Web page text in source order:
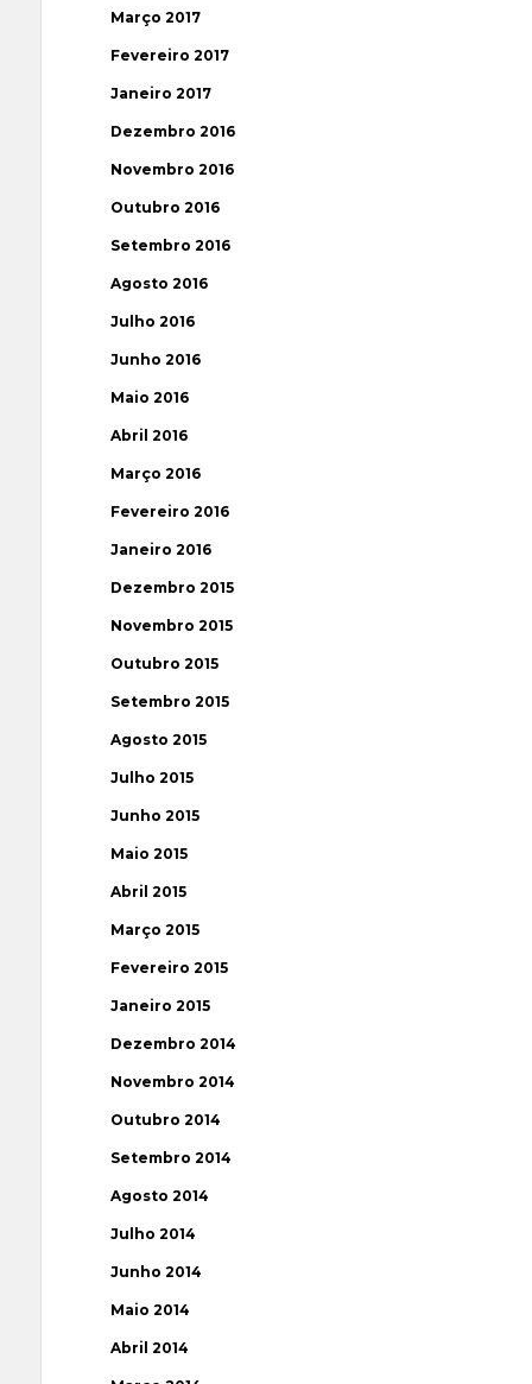
Março 2017
Fevereiro 2017
Janeiro 2017
Dezembro 2016
Novembro 2016
Outubro 2016
Setembro 2016
Agosto 2016
Julho 2016
Junho 2016
Maio 2016
Abril 2016
Março 2016
Fevereiro 2016
Janeiro 2016
Dezembro 2015
Novembro 2015
Outubro 2015
Setembro 2015
Agosto 2015
Julho 2015
Junho 2015
Maio 2015
Abril 2015
Março 2015
Fevereiro 2015
Janeiro 2015
Dezembro 2014
Novembro 2014
Outubro 2014
Setembro 2014
Agosto 2014
Julho 2014
Junho 2014
Maio 2014
Abril 2014